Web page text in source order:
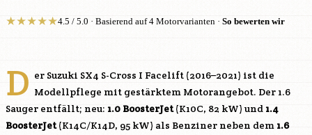
★★★★★4.5 / 5.0 · Basierend auf 4 Motorvarianten · So bewerten wir
D er Suzuki SX4 S-Cross I Facelift (2016–2021) ist die
Modellpflege mit gestärktem Motorangebot. Der 1.6
Sauger entfällt; neu: 1.0 BoosterJet(K10C, 82 kW) und 1.4
BoosterJet(K14C/K14D, 95 kW) als Benziner neben dem 1.6